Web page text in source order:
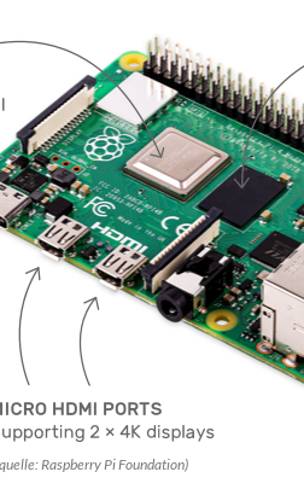
Raspberry Pi Foundation)